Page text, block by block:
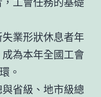
業形狀休息者年
為本年全國工會
。
省級、地市級總